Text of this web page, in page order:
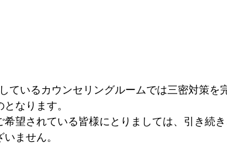
ているカウンセリングルームでは三密対策を
なります。
望されている皆様にとりましては、引き続
ません。